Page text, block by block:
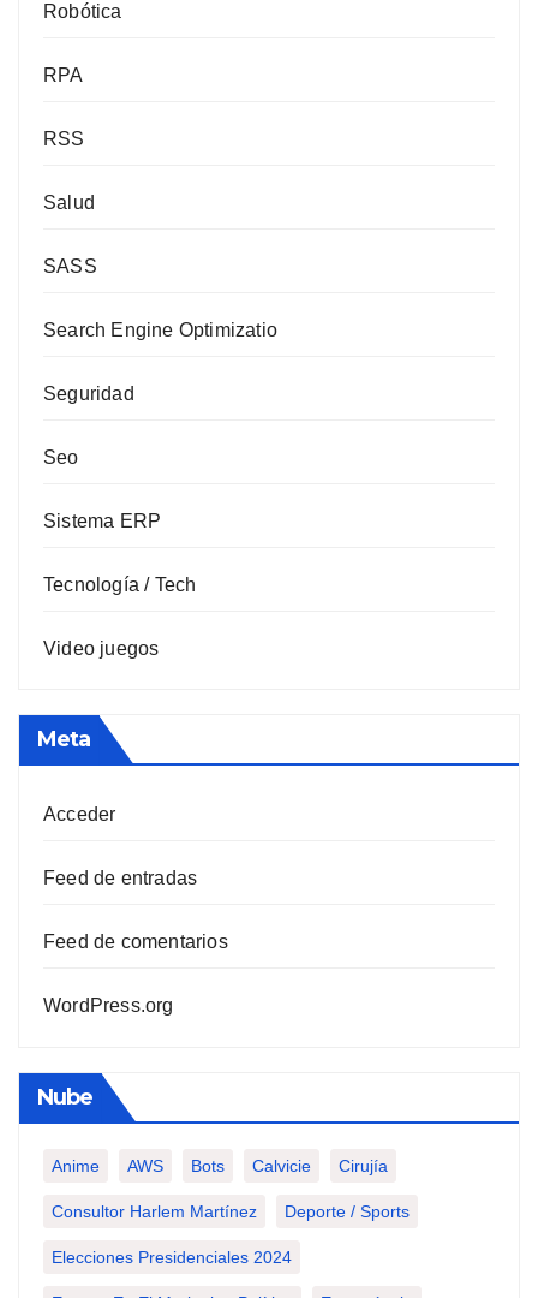
Robótica
RPA
RSS
Salud
SASS
Search Engine Optimizatio
Seguridad
Seo
Sistema ERP
Tecnología / Tech
Video juegos
Meta
Acceder
Feed de entradas
Feed de comentarios
WordPress.org
Nube
Anime AWS Bots Calvicie Cirujía
Consultor Harlem Martínez Deporte / Sports
Elecciones Presidenciales 2024